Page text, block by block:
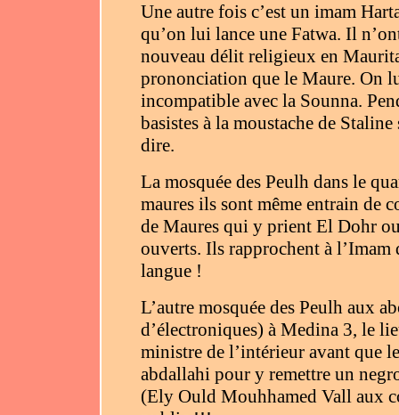
Une autre fois c’est un imam
qu’on lui lance une Fatwa. Il
nouveau délit religieux en
prononciation que le Maure. On
incompatible avec la Sounna.
basistes à la moustache de
dire.
La mosquée des Peulh dans le
maures ils sont même entrain de
de Maures qui y prient El Dohr
ouverts. Ils rapprochent à
langue !
L’autre mosquée des Peulh aux
d’électroniques) à Medina 3, le
ministre de l’intérieur avant que
abdallahi pour y remettre un
(Ely Ould Mouhhamed Vall aux